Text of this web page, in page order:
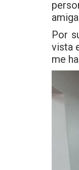
Por
vista
me